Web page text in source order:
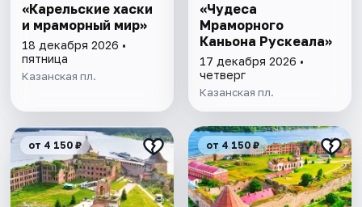
«Карельские хаски
и мраморный мир»
18 декабря 2026 •
пятница
Казанская пл.
«Чудеса
Мраморного
Каньона Рускеала»
17 декабря 2026 •
четверг
Казанская пл.
от 4 150 ₽ от 4 150 ₽